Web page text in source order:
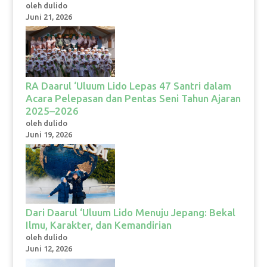
oleh dulido
Juni 21, 2026
RA Daarul ‘Uluum Lido Lepas 47 Santri dalam
Acara Pelepasan dan Pentas Seni Tahun Ajaran
2025–2026
oleh dulido
Juni 19, 2026
Dari Daarul ‘Uluum Lido Menuju Jepang: Bekal
Ilmu, Karakter, dan Kemandirian
oleh dulido
Juni 12, 2026